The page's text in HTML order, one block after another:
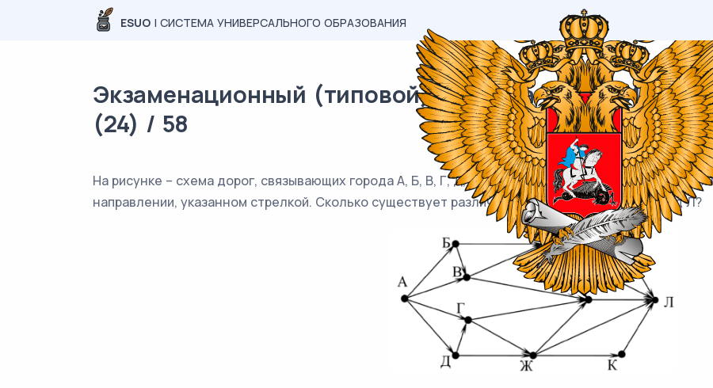
ESUO | СИСТЕМА УНИВЕРСАЛЬНОГО ОБРАЗОВАНИЯ
Экзаменационный (типовой) материал ОГЭ /
(24) / 58
На рисунке – схема дорог, связывающих города А, Б, В, Г, Д, Е, Ж, З, И, К и Л. По каждой дороге
направлении, указанном стрелкой. Сколько существует различных путей из города А в город Л?